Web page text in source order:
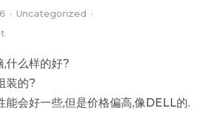
· Uncategorized ·
,什么样的好?
装的?
能会好一些,但是价格偏高,像DELL的.